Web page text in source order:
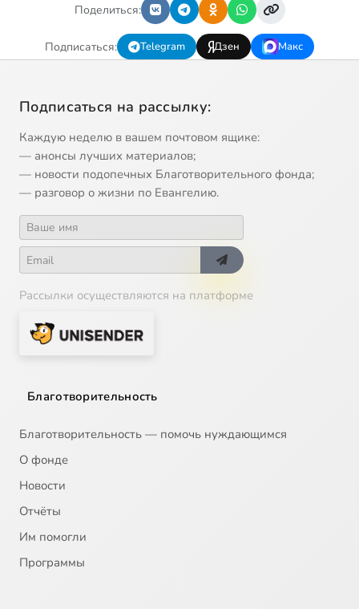
Поделиться:
Подписаться: Telegram Дзен Макс
Подписаться на рассылку:
Каждую неделю в вашем почтовом ящике:
— анонсы лучших материалов;
— новости подопечных Благотворительного фонда;
— разговор о жизни по Евангелию.
Рассылки осуществляются на платформе
Благотворительность
Благотворительность — помочь нуждающимся
О фонде
Новости
Отчёты
Им помогли
Программы